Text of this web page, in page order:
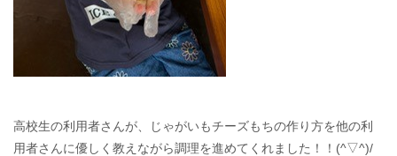
高校生の利用者さんが、じゃがいもチーズもちの作り方を他の利
用者さんに優しく教えながら調理を進めてくれました！！(^▽^)/